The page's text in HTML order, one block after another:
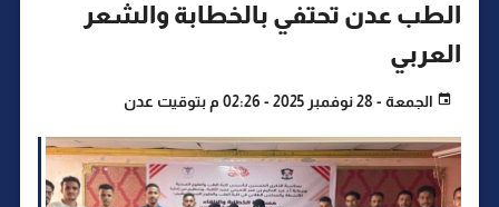
الطب عدن تحتفي بالخطابة والشعر
العربي
الجمعة - 28 نوفمبر 2025 - 02:26 م بتوقيت عدن